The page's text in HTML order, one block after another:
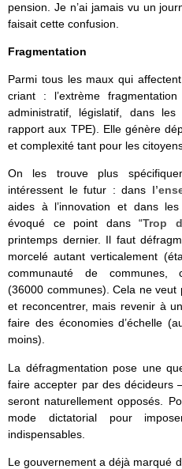
pension. Je n’ai jamais vu un
faisait cette confusion.
Fragmentation
Parmi tous les maux qui
criant : l’extrème
administratif, législatif, dans
rapport aux TPE). Elle génère
et complexité tant pour les
On les trouve plus
intéressent le futur : dans
aides à l’innovation et dans
évoqué ce point dans “Trop
printemps dernier. Il faut
morcelé autant verticalement
communauté de communes,
(36000 communes). Cela ne veut
et reconcentrer, mais revenir à
faire des économies d’échelle
moins).
La défragmentation pose une
faire accepter par des décideurs
seront naturellement opposés.
mode dictatorial pour
indispensables.
Le gouvernement a déjà marqué